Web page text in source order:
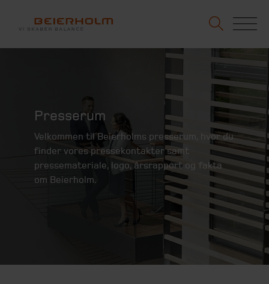
Presserum
Velkommen til Beierholms presserum, hvor du
finder vores pressekontakter samt
pressemateriale, logo, årsrapport og fakta
om Beierholm.